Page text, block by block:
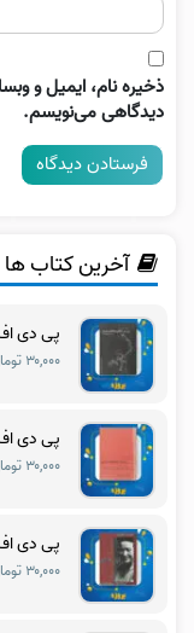
ذخیره نام، ایمیل و
دیدگاهی می‌نویسم.
آخرین کتاب ها
پی دی
۳۰,۰۰۰ تومان
پی دی
۳۰,۰۰۰ تومان
پی دی
۳۰,۰۰۰ تومان